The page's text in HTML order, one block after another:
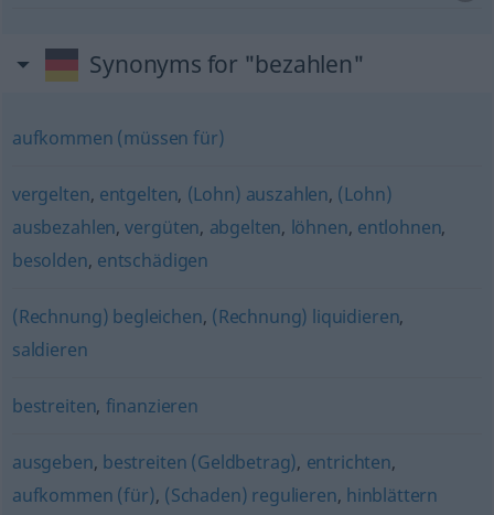
Synonyms for "bezahlen"
aufkommen (müssen für)
vergelten, entgelten, (Lohn) auszahlen, (Lohn)
ausbezahlen,vergüten, abgelten, löhnen, entlohnen,
besolden, entschädigen
(Rechnung) begleichen, (Rechnung) liquidieren,
saldieren
bestreiten, finanzieren
ausgeben, bestreiten (Geldbetrag), entrichten,
aufkommen (für), (Schaden) regulieren, hinblättern